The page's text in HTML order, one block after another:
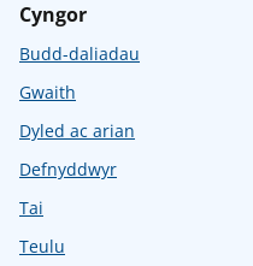
Cyngor
Budd-daliadau
Gwaith
Dyled ac arian
Defnyddwyr
Tai
Teulu